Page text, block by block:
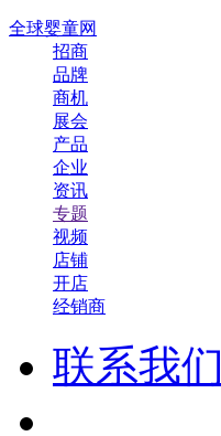
全球婴童网
招商
品牌
商机
展会
产品
企业
资讯
专题
视频
店铺
开店
经销商
联系我们